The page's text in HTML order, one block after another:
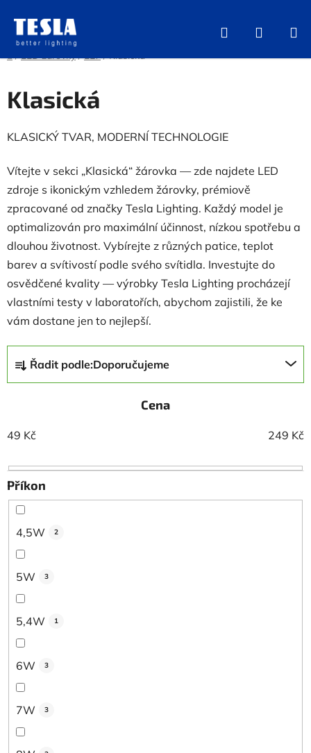
obsah
Hledat
KOŠÍK
/ LED žárovky / E27 / Klasická
Klasická
KLASICKÝ TVAR, MODERNÍ TECHNOLOGIE
Vítejte v sekci „Klasická“ žárovka — zde najdete LED
zdroje s ikonickým vzhledem žárovky, prémiově
zpracované od značky Tesla Lighting. Každý model je
optimalizován pro maximální účinnost, nízkou spotřebu a
dlouhou životnost. Vybírejte z různých patice, teplot
barev a svítivostí podle svého svítidla. Investujte do
osvědčené kvality — výrobky Tesla Lighting procházejí
vlastními testy v laboratořích, abychom zajistili, že ke
vám dostane jen to nejlepší.
Ř
a
z
í
p
r
o
Řadit podle:Doporučujeme
Cena
49 Kč 249 Kč
Příkon
4,5W 2
5W 3
5,4W 1
6W 3
7W 3